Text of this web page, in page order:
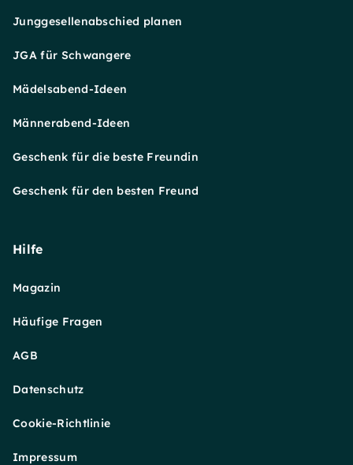
Junggesellenabschied planen
JGA für Schwangere
Mädelsabend-Ideen
Männerabend-Ideen
Geschenk für die beste Freundin
Geschenk für den besten Freund
Hilfe
Magazin
Häufige Fragen
AGB
Datenschutz
Cookie-Richtlinie
Impressum